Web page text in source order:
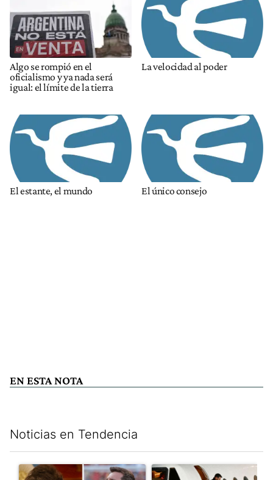
Algo se rompió en el
oficialismo y ya nada será
igual: el límite de la tierra
La velocidad al poder
El estante, el mundo El único consejo
EN ESTA NOTA
Noticias en Tendencia
Un artículo de tendencia con el título "Milei despidió a Jorge
Un artículo de tendencia con